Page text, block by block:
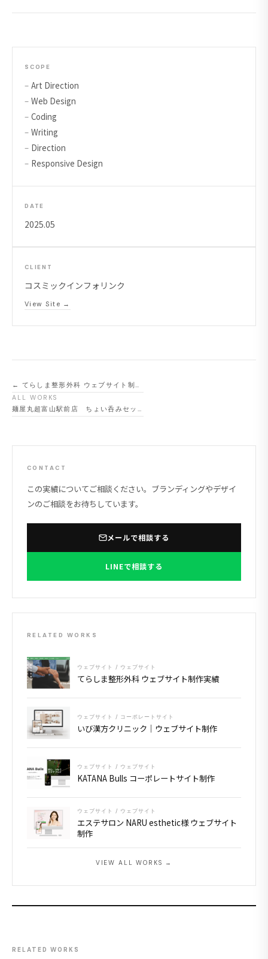
SCOPE
Art Direction
Web Design
Coding
Writing
Direction
Responsive Design
DATE
2025.05
CLIENT
コスミックインフォリンク
View Site →
← てらしま整形外科 ウェブサイト制作実績
ALL WORKS
麺屋丸超富山駅前店 ちょい呑みセット →
CONTACT
この実績についてご相談ください。ブランディングやデザイ
ンのご相談をお待ちしています。
メールで相談する
LINEで相談する
RELATED WORKS
ウェブサイト / ウェブサイト
てらしま整形外科 ウェブサイト制作実績
ウェブサイト / コーポレートサイト
いび漢方クリニック｜ウェブサイト制作
ウェブサイト / ウェブサイト
KATANA Bulls コーポレートサイト制作
ウェブサイト / ウェブサイト
エステサロン NARU esthetic様 ウェブサイト
制作
VIEW ALL WORKS →
RELATED WORKS